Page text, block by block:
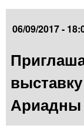
06/09/2017 -
Ариадны